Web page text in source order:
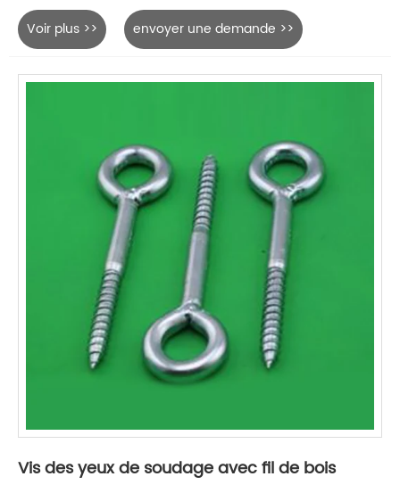
Voir plus >> envoyer une demande >>
Vis des yeux de soudage avec fil de bois